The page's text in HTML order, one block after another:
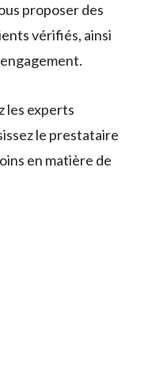
proposer des
vérifiés, ainsi
les experts
le prestataire
en matière de